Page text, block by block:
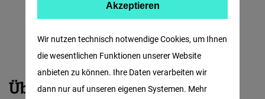
Über
Über uns
Wir nutzen technisch notwendige Cookies, um Ihnen
die wesentlichen Funktionen unserer Website
anbieten zu können. Ihre Daten verarbeiten wir
dann nur auf unseren eigenen Systemen. Mehr
Facebook
Embed
Akzeptieren